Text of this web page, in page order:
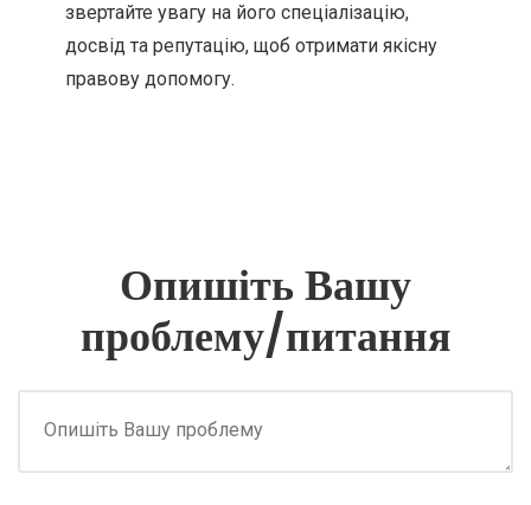
звертайте увагу на його спеціалізацію,
досвід та репутацію, щоб отримати якісну
правову допомогу.
Опишіть Вашу
проблему/питання